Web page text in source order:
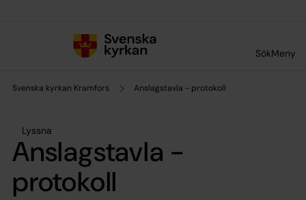
SökMeny
Svenska kyrkan Kramfors Anslagstavla - protokoll
Lyssna
Anslagstavla -
protokoll